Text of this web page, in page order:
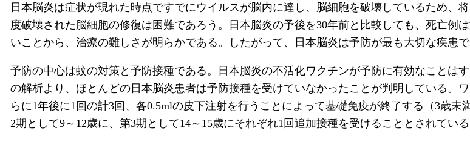
日本脳炎は症状が現れた時点ですでにウイルスが脳内に達し、脳細胞を破壊しているため、
度破壊された脳細胞の修復は困難であろう。日本脳炎の予後を30年前と比較しても、死亡例
いことから、治療の難しさが明らかである。したがって、日本脳炎は予防が最も大切な疾患で
予防の中心は蚊の対策と予防接種である。日本脳炎の不活化ワクチンが予防に有効なことは
の解析より、ほとんどの日本脳炎患者は予防接種を受けていなかったことが判明している。
らに1年後に1回の計3回、各0.5mlの皮下注射を行うことによって基礎免疫が終了する（3歳
2期として9～12歳に、第3期として14～15歳にそれぞれ1回追加接種を受けることとされている